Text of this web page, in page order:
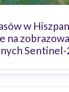
w
na
Sentinel-